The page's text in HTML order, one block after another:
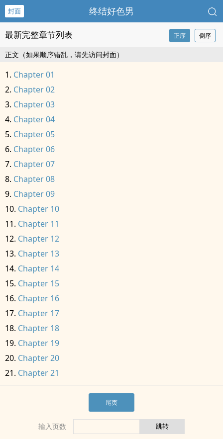
封面 终结好色男
最新完整章节列表 正序 倒序
正文（如果顺序错乱，请先访问封面）
Chapter 01
Chapter 02
Chapter 03
Chapter 04
Chapter 05
Chapter 06
Chapter 07
Chapter 08
Chapter 09
Chapter 10
Chapter 11
Chapter 12
Chapter 13
Chapter 14
Chapter 15
Chapter 16
Chapter 17
Chapter 18
Chapter 19
Chapter 20
Chapter 21
尾页
输入页数